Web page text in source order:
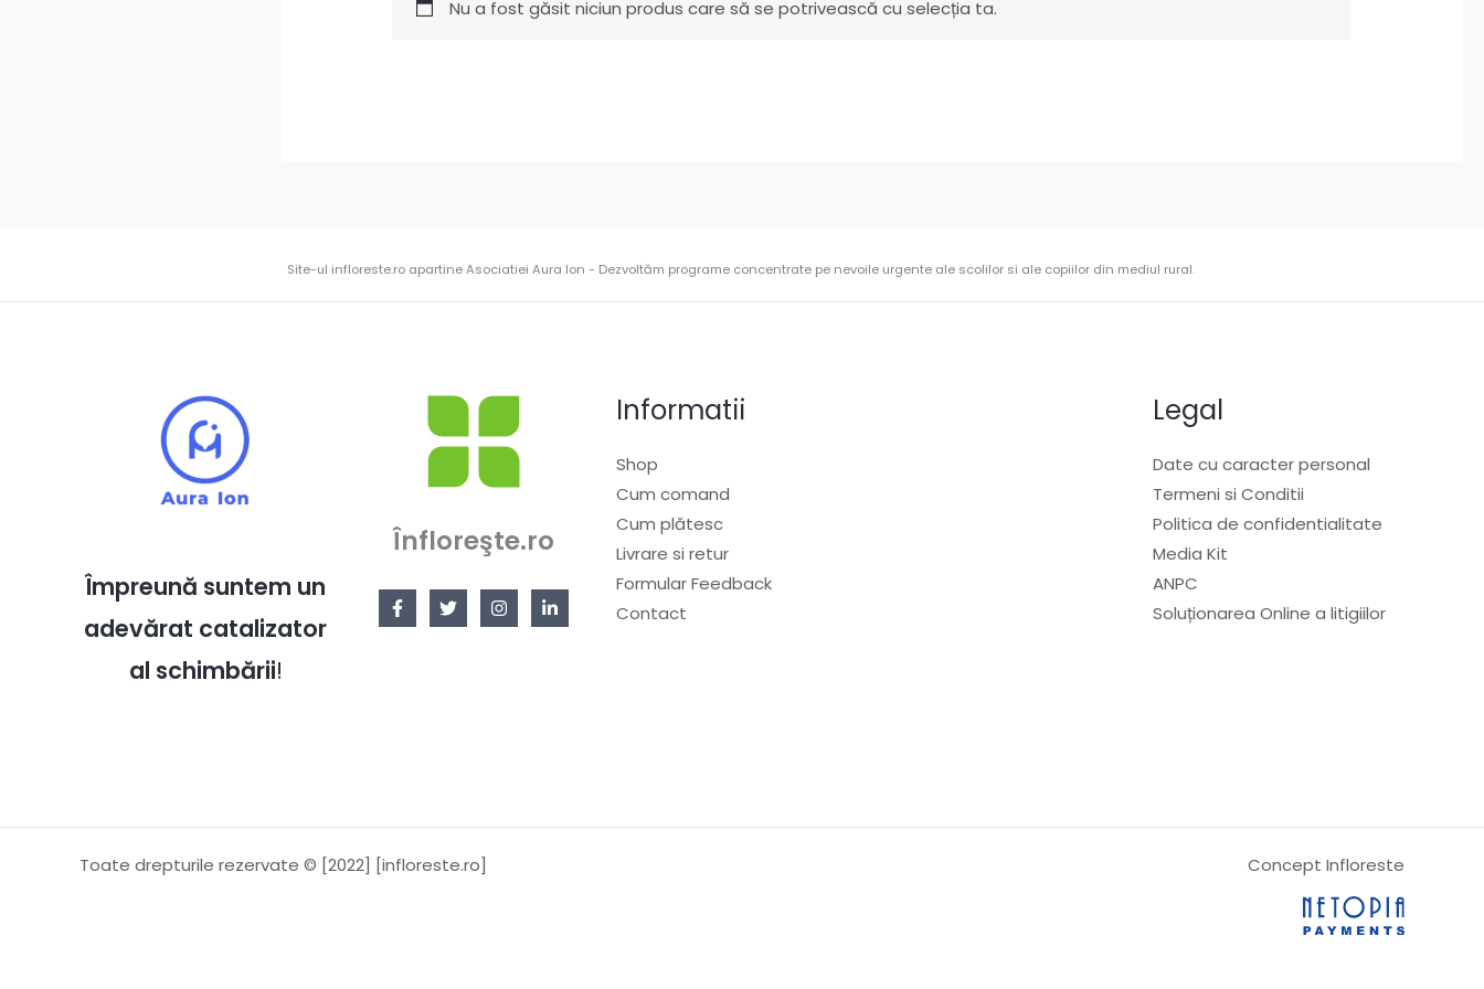
Nu a fost găsit niciun produs care să se potrivească cu selecția ta.
Site-ul infloreste.ro apartine Asociatiei Aura Ion - Dezvoltăm programe concentrate pe nevoile urgente ale scolilor si ale copiilor din mediul rural.
Împreună suntem un
adevărat catalizator
al schimbării!
Înfloreşte.ro
Informatii
Shop
Cum comand
Cum plătesc
Livrare si retur
Formular Feedback
Contact
Legal
Date cu caracter personal
Termeni si Conditii
Politica de confidentialitate
Media Kit
ANPC
Soluționarea Online a litigiilor
Toate drepturile rezervate © [2022] [infloreste.ro] Concept Infloreste